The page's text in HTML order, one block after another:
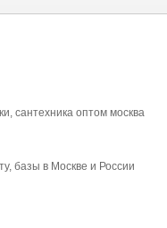
сантехника оптом москва
базы в Москве и России